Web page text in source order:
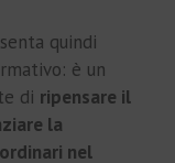
quindi
è un
di ripensare il
la
nel